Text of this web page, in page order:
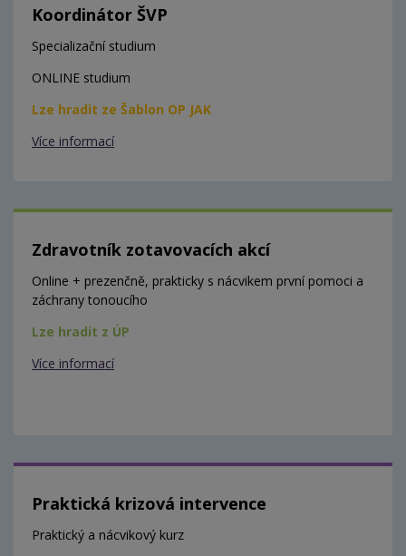
Koordinátor ŠVP
Specializační studium
ONLINE studium
Lze hradit ze Šablon OP JAK
Více informací
Zdravotník zotavovacích akcí
Online + prezenčně, prakticky s nácvikem první pomoci a
záchrany tonoucího
Lze hradit z ÚP
Více informací
Praktická krizová intervence
Praktický a nácvikový kurz